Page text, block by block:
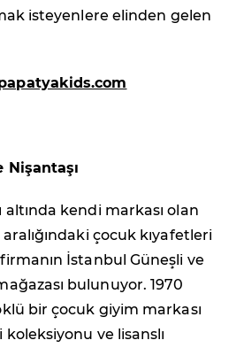
isteyenlere elinden gelen
Nişantaşı
altında kendi markası olan
çocuk kıyafetleri
İstanbul Güneşli ve
bulunuyor. 1970
bir çocuk giyim markası
ve lisanslı